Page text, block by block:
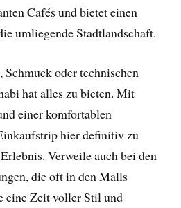
Cafés und bietet einen
umliegende Stadtlandschaft.
oder technischen
hat alles zu bieten. Mit
einer komfortablen
hier definitiv zu
Verweile auch bei den
die oft in den Malls
eine Zeit voller Stil und